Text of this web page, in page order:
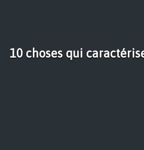
10 choses qui